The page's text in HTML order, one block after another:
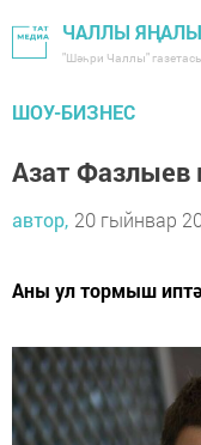
ЧАЛЛЫ
"Шәһри Чаллы"
ШОУ-БИЗНЕС
Азат
автор, 20 гыйнвар
Аны ул тормыш